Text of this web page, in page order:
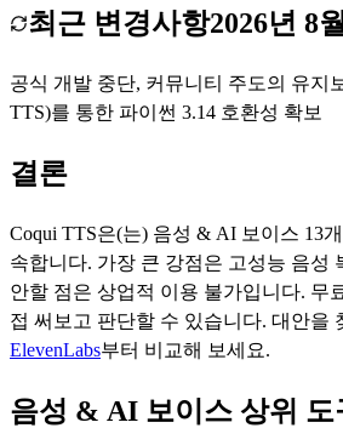
최근 변경사항2026년 8
공식 개발 중단, 커뮤니티 주도의 유지
TTS)를 통한 파이썬 3.14 호환성 확보
결론
Coqui TTS은(는) 음성 & AI 보이스 13
속합니다. 가장 큰 강점은 고성능 음성
안할 점은 상업적 이용 불가입니다. 무
접 써보고 판단할 수 있습니다. 대안을
ElevenLabs부터 비교해 보세요.
음성 & AI 보이스 상위 도